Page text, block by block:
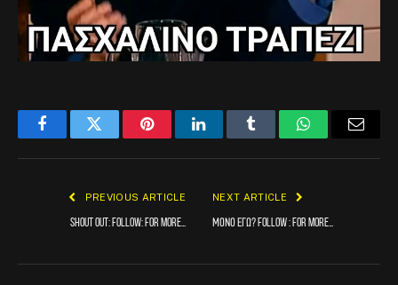
FacebookTwitter PinterestLinkedInTumblr WhatsAppEmail
PREVIOUS ARTICLE
Shout out: FOLLOW: for more…
NEXT ARTICLE
Μονο εγω? FOLLOW : for more…